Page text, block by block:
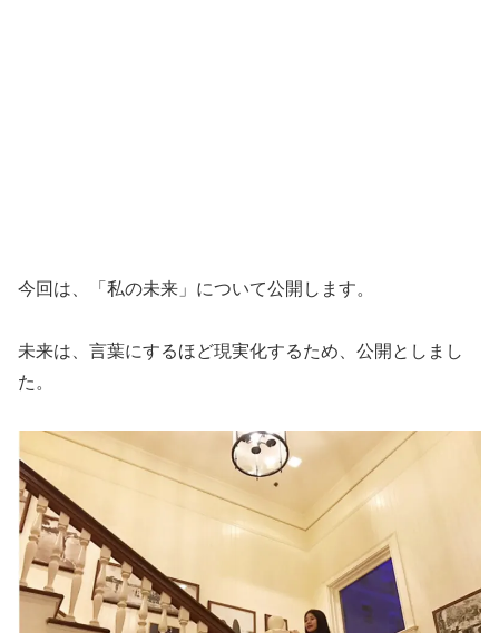
今回は、「私の未来」について公開します。
未来は、言葉にするほど現実化するため、公開としまし
た。